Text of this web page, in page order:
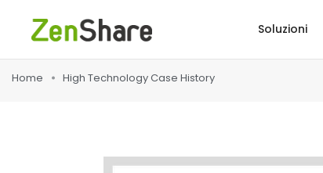
Soluzioni
Home High Technology Case History